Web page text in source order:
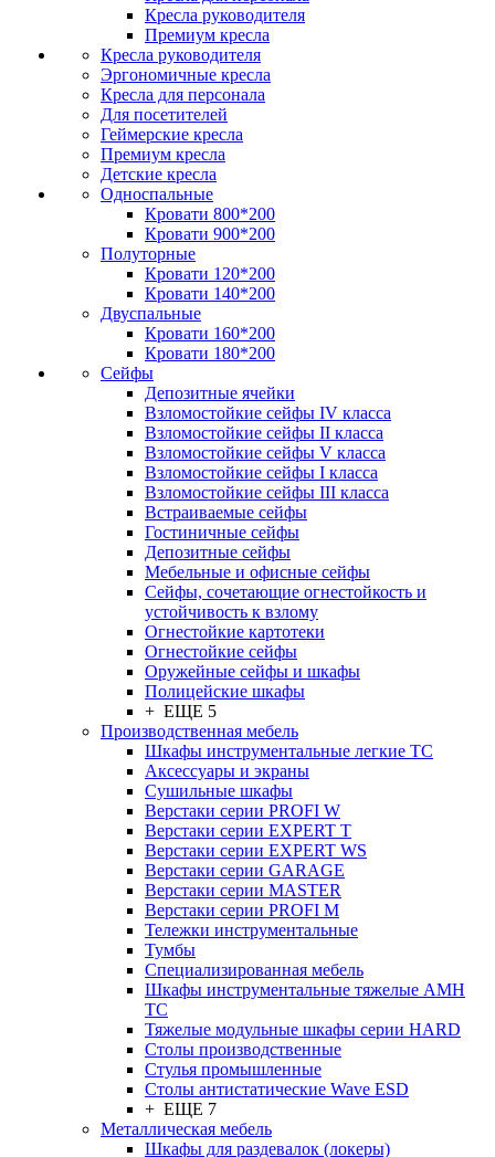
Кресла руководителя
Премиум кресла
Кресла руководителя
Эргономичные кресла
Кресла для персонала
Для посетителей
Геймерские кресла
Премиум кресла
Детские кресла
Односпальные
Кровати 800*200
Кровати 900*200
Полуторные
Кровати 120*200
Кровати 140*200
Двуспальные
Кровати 160*200
Кровати 180*200
Сейфы
Депозитные ячейки
Взломостойкие сейфы IV класса
Взломостойкие сейфы II класса
Взломостойкие сейфы V класса
Взломостойкие сейфы I класса
Взломостойкие сейфы III класса
Встраиваемые сейфы
Гостиничные сейфы
Депозитные сейфы
Мебельные и офисные сейфы
Сейфы, сочетающие огнестойкость и
устойчивость к взлому
Огнестойкие картотеки
Огнестойкие сейфы
Оружейные сейфы и шкафы
Полицейские шкафы
+ ЕЩЕ 5
Производственная мебель
Шкафы инструментальные легкие ТС
Аксессуары и экраны
Cушильные шкафы
Верстаки серии PROFI W
Верстаки серии EXPERT T
Верстаки серии EXPERT WS
Верстаки серии GARAGE
Верстаки серии MASTER
Верстаки серии PROFI M
Тележки инструментальные
Тумбы
Cпециализированная мебель
Шкафы инструментальные тяжелые AMH
TC
Тяжелые модульные шкафы серии HARD
Столы производственные
Стулья промышленные
Столы антистатические Wave ESD
+ ЕЩЕ 7
Металлическая мебель
Шкафы для раздевалок (локеры)